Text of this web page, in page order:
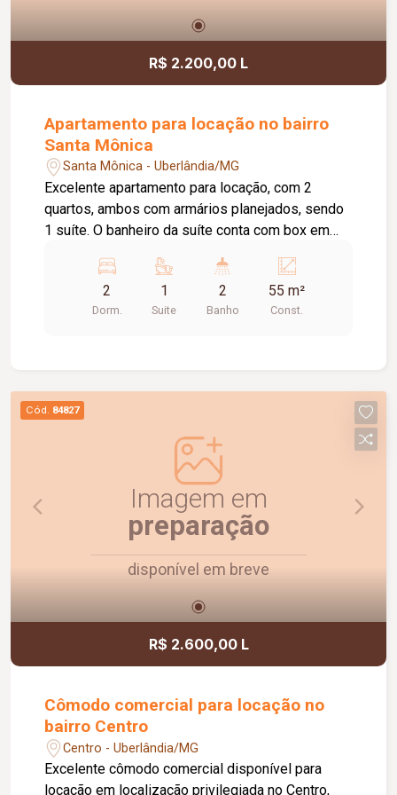
R$ 2.200,00 L
Apartamento para locação no bairro
Santa Mônica
Santa Mônica - Uberlândia/MG
Excelente apartamento para locação, com 2
quartos, ambos com armários planejados, sendo
1 suíte. O banheiro da suíte conta com box em
ampla e bem iluminada, sacada com
churrasqueira, cozinha com armários planejados e
cooktop, área de serviço com armário e banheiro
com capacidade para 2 carros. Um imóvel
confortável, funcional e pronto para morar.
Agende uma visita e conheça!
2
Dorm.
1
Suite
2
Banho
55 m²
Const.
Cód. 84827
Imagem em
preparação
disponível em breve
R$ 2.600,00 L
Cômodo comercial para locação no
bairro Centro
Centro - Uberlândia/MG
Excelente cômodo comercial disponível para
locação em localização privilegiada no Centro,